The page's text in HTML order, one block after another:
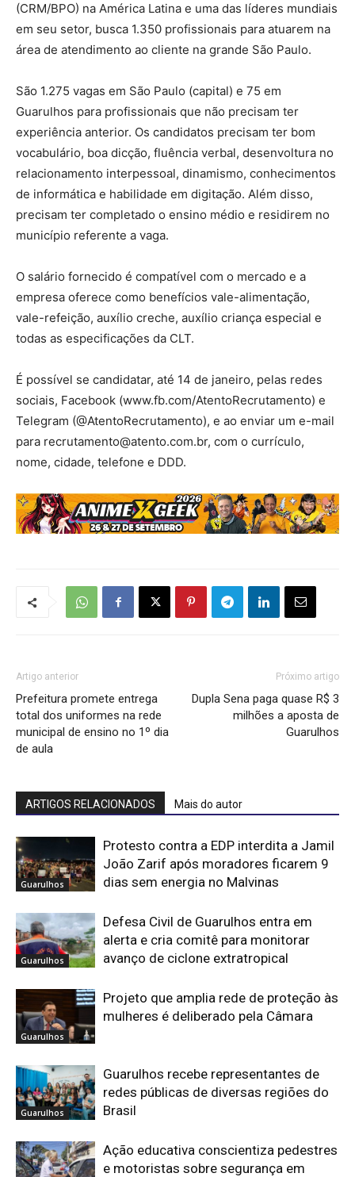
(CRM/BPO) na América Latina e uma das líderes mundiais
em seu setor, busca 1.350 profissionais para atuarem na
área de atendimento ao cliente na grande São Paulo.
São 1.275 vagas em São Paulo (capital) e 75 em
Guarulhos para profissionais que não precisam ter
experiência anterior. Os candidatos precisam ter bom
vocabulário, boa dicção, fluência verbal, desenvoltura no
relacionamento interpessoal, dinamismo, conhecimentos
de informática e habilidade em digitação. Além disso,
precisam ter completado o ensino médio e residirem no
município referente a vaga.
O salário fornecido é compatível com o mercado e a
empresa oferece como benefícios vale-alimentação,
vale-refeição, auxílio creche, auxílio criança especial e
todas as especificações da CLT.
É possível se candidatar, até 14 de janeiro, pelas redes
sociais, Facebook (www.fb.com/AtentoRecrutamento) e
Telegram (@AtentoRecrutamento), e ao enviar um e-mail
para recrutamento@atento.com.br, com o currículo,
nome, cidade, telefone e DDD.
Artigo anterior
Prefeitura promete entrega
total dos uniformes na rede
municipal de ensino no 1º dia
de aula
Próximo artigo
Dupla Sena paga quase R$ 3
milhões a aposta de
Guarulhos
ARTIGOS RELACIONADOS Mais do autor
Guarulhos
Protesto contra a EDP interdita a Jamil
João Zarif após moradores ficarem 9
dias sem energia no Malvinas
Guarulhos
Defesa Civil de Guarulhos entra em
alerta e cria comitê para monitorar
avanço de ciclone extratropical
Guarulhos
Projeto que amplia rede de proteção às
mulheres é deliberado pela Câmara
Guarulhos
Guarulhos recebe representantes de
redes públicas de diversas regiões do
Brasil
Ação educativa conscientiza pedestres
e motoristas sobre segurança em